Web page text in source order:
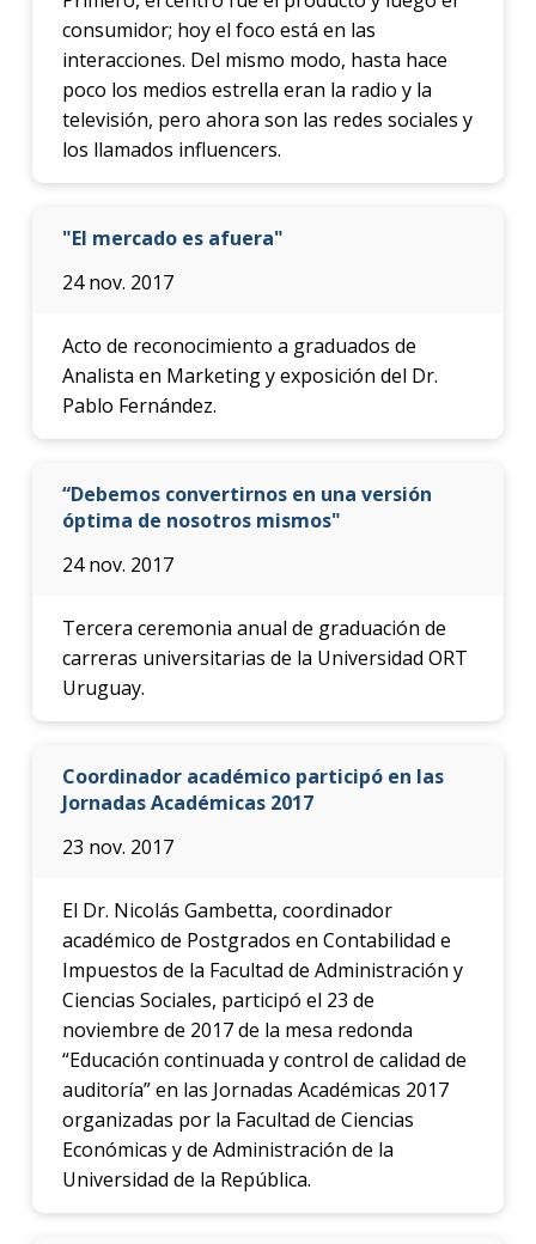
consumidor; hoy el foco está en las
interacciones. Del mismo modo, hasta hace
poco los medios estrella eran la radio y la
televisión, pero ahora son las redes sociales y
los llamados influencers.
"El mercado es afuera"
24 nov. 2017
Acto de reconocimiento a graduados de
Analista en Marketing y exposición del Dr.
Pablo Fernández.
“Debemos convertirnos en una versión
óptima de nosotros mismos"
24 nov. 2017
Tercera ceremonia anual de graduación de
carreras universitarias de la Universidad ORT
Uruguay.
Coordinador académico participó en las
Jornadas Académicas 2017
23 nov. 2017
El Dr. Nicolás Gambetta, coordinador
académico de Postgrados en Contabilidad e
Impuestos de la Facultad de Administración y
Ciencias Sociales, participó el 23 de
noviembre de 2017 de la mesa redonda
“Educación continuada y control de calidad de
auditoría” en las Jornadas Académicas 2017
organizadas por la Facultad de Ciencias
Económicas y de Administración de la
Universidad de la República.